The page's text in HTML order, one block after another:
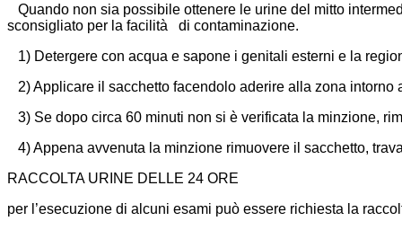
Quando non sia possibile ottenere le urine del mitto
sconsigliato per la facilità di contaminazione.
1) Detergere con acqua e sapone i genitali esterni e la
2) Applicare il sacchetto facendolo aderire alla zona intorno
3) Se dopo circa 60 minuti non si è verificata la minzione,
4) Appena avvenuta la minzione rimuovere il sacchetto,
RACCOLTA URINE DELLE 24 ORE
per l’esecuzione di alcuni esami può essere richiesta la